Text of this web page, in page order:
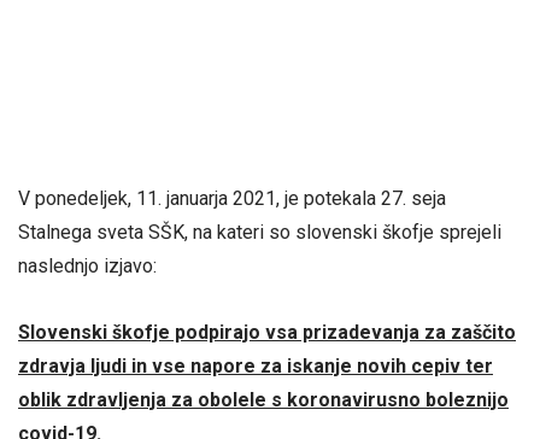
V ponedeljek, 11. januarja 2021, je potekala 27. seja
Stalnega sveta SŠK, na kateri so slovenski škofje sprejeli
naslednjo izjavo:
Slovenski škofje podpirajo vsa prizadevanja za zaščito
zdravja ljudi in vse napore za iskanje novih cepiv ter
oblik zdravljenja za obolele s koronavirusno boleznijo
covid-19.